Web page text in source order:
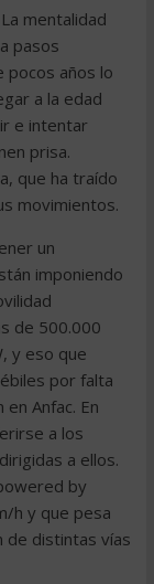
mentalidad
pasos
pocos años lo
a la edad
e intentar
prisa.
que ha traído
movimientos.
un
imponiendo
de 500.000
y eso que
por falta
Anfac. En
a los
a ellos.
by
h y que pesa
de distintas vías